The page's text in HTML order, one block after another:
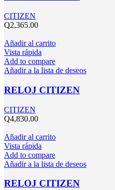
CITIZEN
Q2,365.00
Añadir al carrito
Vista rápida
Add to compare
Añadir a la lista de deseos
RELOJ CITIZEN
CITIZEN
Q4,830.00
Añadir al carrito
Vista rápida
Add to compare
Añadir a la lista de deseos
RELOJ CITIZEN